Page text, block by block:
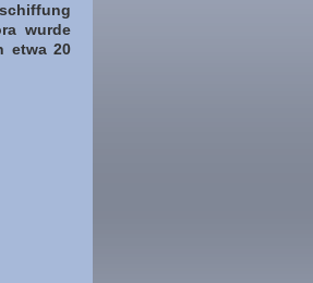
wurde
etwa 20